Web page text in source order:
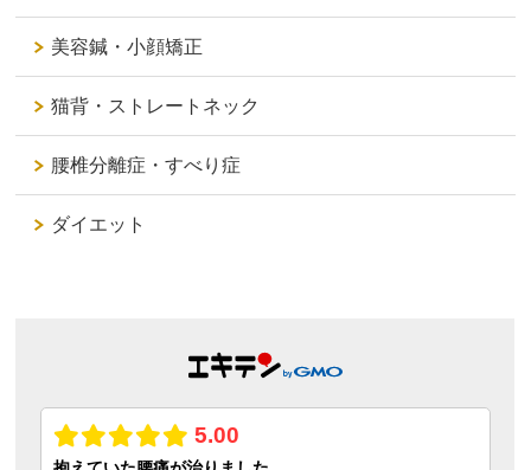
美容鍼・小顔矯正
猫背・ストレートネック
腰椎分離症・すべり症
ダイエット